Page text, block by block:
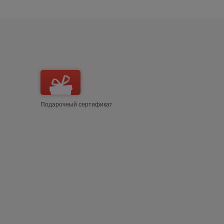
Подарочный сертификат